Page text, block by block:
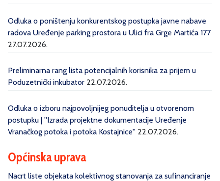
Odluka o poništenju konkurentskog postupka javne nabave
radova Uređenje parking prostora u Ulici fra Grge Martića 177
27.07.2026.
Preliminarna rang lista potencijalnih korisnika za prijem u
Poduzetnički inkubator 22.07.2026.
Odluka o izboru najpovoljnijeg ponuditelja u otvorenom
postupku | ''Izrada projektne dokumentacije Uređenje
Vranačkog potoka i potoka Kostajnice'' 22.07.2026.
Općinska uprava
Nacrt liste objekata kolektivnog stanovanja za sufinanciranje